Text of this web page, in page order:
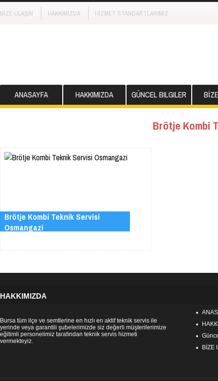
BİZE ULAŞIN HAKKIMIZDA HİZMET STANDARTLARIMIZ
ANASAYFA HAKKIMIZDA GÜNCEL BILGILER
Brötje Kombi
Brötje Kombi Teknik Servisi
Osmangazi
HAKKIMIZDA
Bursa tüm ilçe ve semtlerine en hızlı en aktif teknik servis ile
yerinde veya garantili şubelerimizde siz değerli müşterilerimize
eğitimli personelimiz tarafından teknik servis hizmeti
vermekteyiz.
BİZE